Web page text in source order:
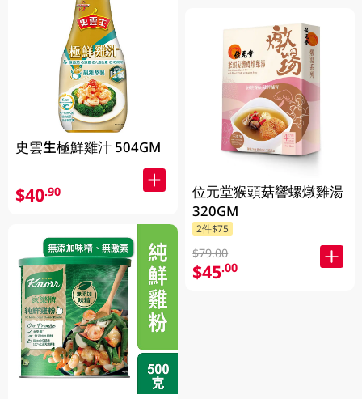
史雲生極鮮雞汁 504GM
$40.90
位元堂猴頭菇響螺燉雞湯
320GM
2件$75
$79.00
$45.00